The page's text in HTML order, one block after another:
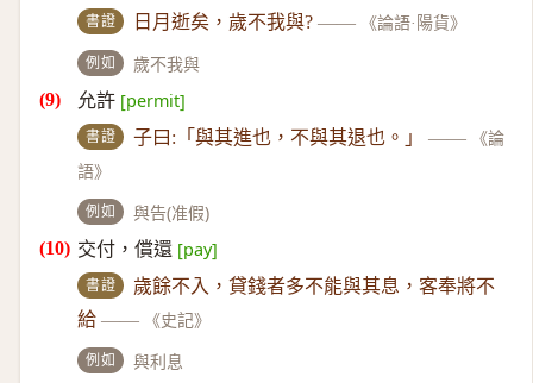
書證 日月逝矣，歲不我與? —— 《論語·陽貨》
例如 歲不我與
允許 [permit]
書證 子曰:「與其進也，不與其退也。」 ——
《論
語》
例如 與告(准假)
交付，償還 [pay]
書證
歲餘不入，貸錢者多不能與其息，客奉將不
給 —— 《史記》
例如 與利息